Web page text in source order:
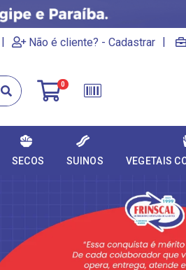
| Não é cliente? - Cadastrar |
0
SECOS SUINOS VEGETAIS